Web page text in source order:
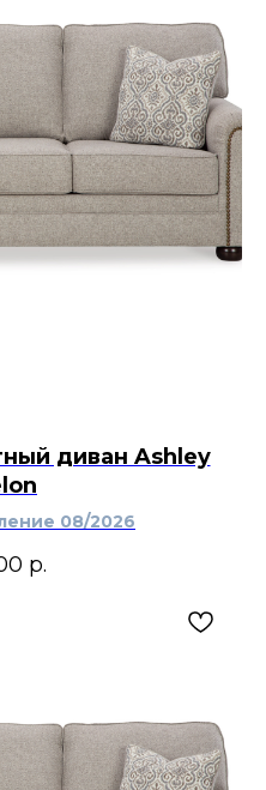
диван Ashley
08/2026
р.